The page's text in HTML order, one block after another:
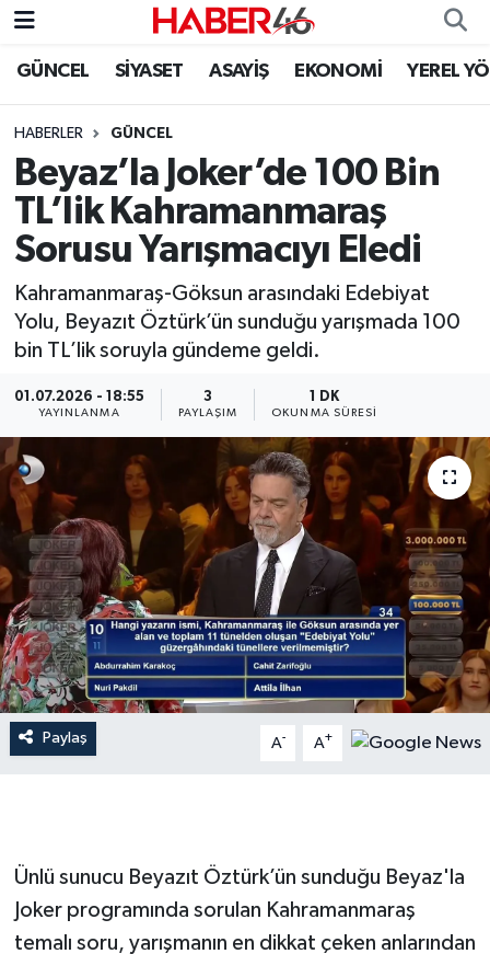
GÜNCEL SİYASET ASAYİŞ EKONOMİ YEREL
HABERLER GÜNCEL
Beyaz’la Joker’de 100 Bin
TL’lik Kahramanmaraş
Sorusu Yarışmacıyı Eledi
Kahramanmaraş-Göksun arasındaki Edebiyat
Yolu, Beyazıt Öztürk’ün sunduğu yarışmada 100
bin TL’lik soruyla gündeme geldi.
01.07.2026 - 18:55
YAYINLANMA
3
PAYLAŞIM
1 DK
OKUNMA SÜRESI
Paylaş A- A+
Ünlü sunucu Beyazıt Öztürk’ün sunduğu Beyaz'la
Joker programında sorulan Kahramanmaraş
temalı soru, yarışmanın en dikkat çeken anlarından
GÜNCEL
SİYASET
EKONOMİ
SPOR
YAŞAM
TEKNOLOJİ
SAĞLIK
EĞİTİM
İLÇE HABERLERİ
KÜLTÜR-SANAT
KSÜ
DÜNYA
ROPORTAJ
KADIN-AİLE
YEREL YÖNETİM
Nöbetçi Eczaneler
Hava Durumu
Kahramanmaraş Namaz Vakitleri
Trafik Durumu
Süper Lig Puan Durumu ve Fikstür
Tüm Manşetler
Son Dakika Haberleri
Haber Arşivi